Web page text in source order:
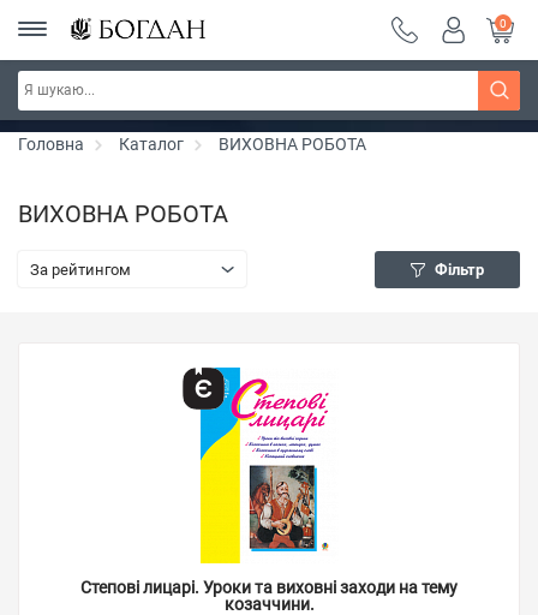
Серія "Вандербікери" ~ знижка 25%
0
Головна Каталог ВИХОВНА РОБОТА
ВИХОВНА РОБОТА
За рейтингом Фільтр
Степові лицарі. Уроки та виховні заходи на тему
козаччини.